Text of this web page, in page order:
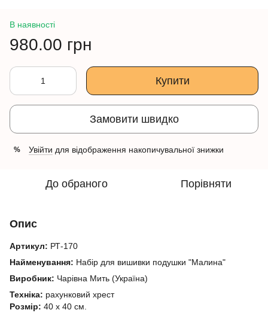
В наявності
980.00 грн
Купити
Замовити швидко
% Увійти для відображення накопичувальної знижки
До обраного Порівняти
Опис
Артикул: РТ-170
Найменування: Набір для вишивки подушки "Малина"
Виробник: Чарівна Мить (Україна)
Техніка: рахунковий хрест
Розмір: 40 х 40 см.